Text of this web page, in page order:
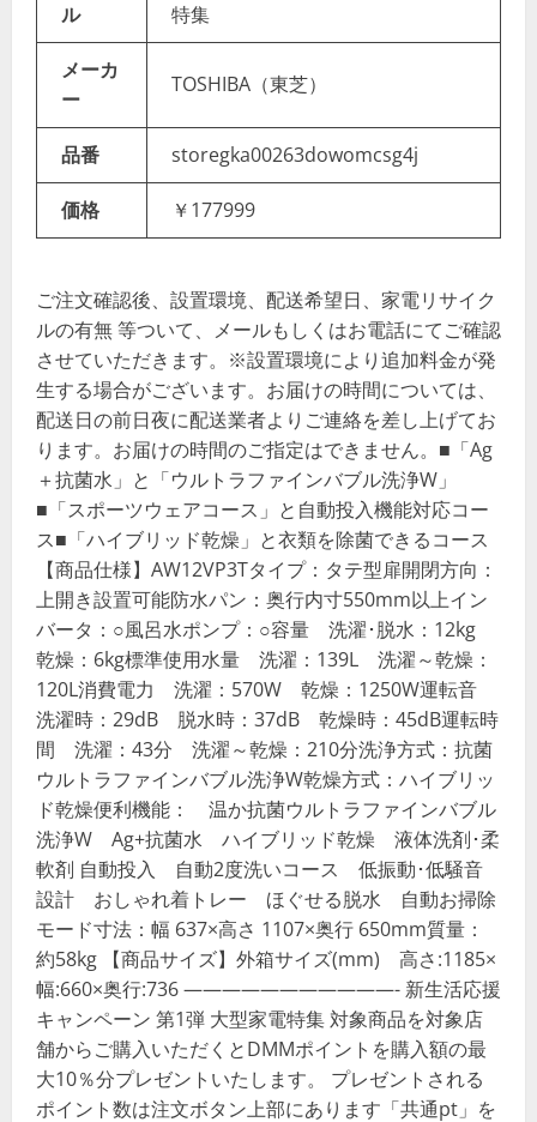
ル
特集
メーカ
ー
TOSHIBA（東芝）
品番 storegka00263dowomcsg4j
価格 ￥177999
ご注文確認後、設置環境、配送希望日、家電リサイク
ルの有無 等ついて、メールもしくはお電話にてご確認
させていただきます。※設置環境により追加料金が発
生する場合がございます。お届けの時間については、
配送日の前日夜に配送業者よりご連絡を差し上げてお
ります。お届けの時間のご指定はできません。■「Ag
＋抗菌水」と「ウルトラファインバブル洗浄W」
■「スポーツウェアコース」と自動投入機能対応コー
ス■「ハイブリッド乾燥」と衣類を除菌できるコース
【商品仕様】AW12VP3Tタイプ：タテ型扉開閉方向：
上開き設置可能防水パン：奥行内寸550mm以上イン
バータ：○風呂水ポンプ：○容量 洗濯･脱水：12kg
乾燥：6kg標準使用水量 洗濯：139L 洗濯～乾燥：
120L消費電力 洗濯：570W 乾燥：1250W運転音
洗濯時：29dB 脱水時：37dB 乾燥時：45dB運転時
間 洗濯：43分 洗濯～乾燥：210分洗浄方式：抗菌
ウルトラファインバブル洗浄W乾燥方式：ハイブリッ
ド乾燥便利機能： 温か抗菌ウルトラファインバブル
洗浄W Ag+抗菌水 ハイブリッド乾燥 液体洗剤･柔
軟剤 自動投入 自動2度洗いコース 低振動･低騒音
設計 おしゃれ着トレー ほぐせる脱水 自動お掃除
モード寸法：幅 637×高さ 1107×奥行 650mm質量：
約58kg 【商品サイズ】外箱サイズ(mm) 高さ:1185×
幅:660×奥行:736 ———————————- 新生活応援
キャンペーン 第1弾 大型家電特集 対象商品を対象店
舗からご購入いただくとDMMポイントを購入額の最
大10％分プレゼントいたします。 プレゼントされる
ポイント数は注文ボタン上部にあります「共通pt」を